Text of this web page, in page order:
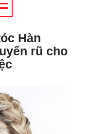
Hàn
rũ cho